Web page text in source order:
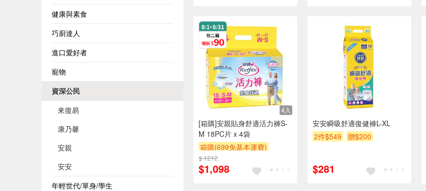
健康與素食
巧廚達人
進口愛好者
寵物
資深公民
來復易
康乃馨
安親
安安
年輕世代/單身/學生
4入
[箱購]安親貼身舒適活力褲S-
M 18PC片 x 4袋
箱購(699免基本運費)
滿件折
$ 1212
$1,098
安安瞬吸舒適復健褲L-XL
2件$549
贈$200
$281